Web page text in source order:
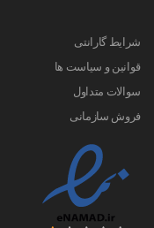
شرایط گارانتی
قوانین و سیاست ها
سوالات متداول
فروش سازمانی